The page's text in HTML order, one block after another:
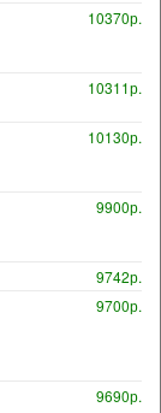
10370р.
10311р.
10130р.
9900р.
9742р.
9700р.
9690р.